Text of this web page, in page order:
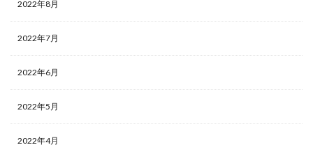
2022年8月
2022年7月
2022年6月
2022年5月
2022年4月